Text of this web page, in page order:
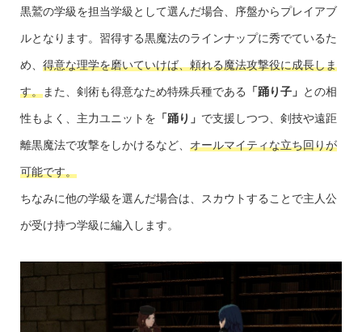
黒鷲の学級を担当学級として選んだ場合、序盤からプレイアブ
ルとなります。習得する黒魔法のラインナップに秀でているた
め、 得意な理学を磨いていけば、頼れる魔法攻撃役に成長しま
す。また、剣術も得意なため特殊兵種である 「踊り子」 との相
性もよく、主力ユニットを 「踊り」 で支援しつつ、剣技や遠距
離黒魔法で攻撃をしかけるなど、 オールマイティな立ち回りが
可能です。
ちなみに他の学級を選んだ場合は、スカウトすることで主人公
が受け持つ学級に編入します。